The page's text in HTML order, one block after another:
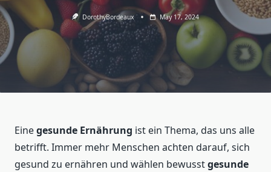
DorothyBordeaux May 17, 2024
Einegesunde Ernährung ist ein Thema, das uns alle
betrifft. Immer mehr Menschen achten darauf, sich
gesund zu ernähren und wählen bewusstgesunde